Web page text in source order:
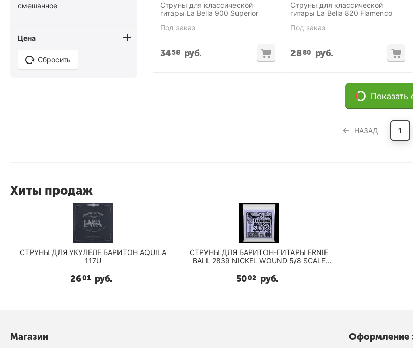
Струны для классической
гитары La Bella 900 Superior
Под заказ
3458 руб.
Струны для классической
гитары La Bella 820 Flamenco
Под заказ
2880 руб.
Показать
НАЗАД 1
смешанное
Цена
Сбросить
Хиты продаж
СТРУНЫ ДЛЯ УКУЛЕЛЕ БАРИТОН AQUILA
117U
2601 руб.
СТРУНЫ ДЛЯ БАРИТОН-ГИТАРЫ ERNIE
BALL 2839 NICKEL WOUND 5/8 SCALE
5002 руб.
Магазин Оформление